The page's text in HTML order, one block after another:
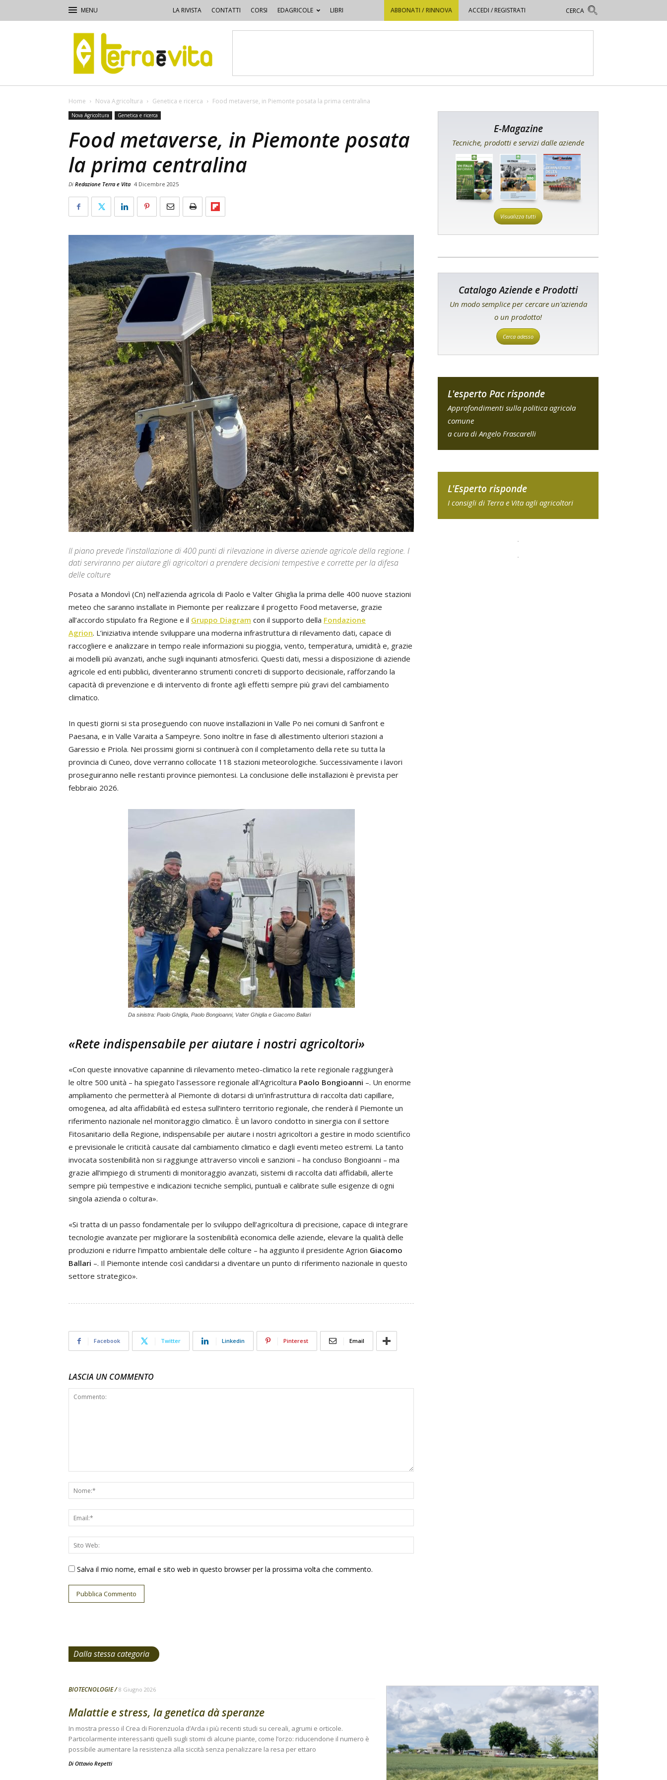
LA RIVISTA CONTATTI CORSI EDAGRICOLE LIBRI ABBONATI / RINNOVA ACCEDI / REGISTRATI
Terra
e
Vita
Home Nova Agricoltura Genetica e ricerca Food metaverse, in Piemonte posata la prima centralina
Nova Agricoltura Genetica e ricerca
Food metaverse, in Piemonte posata
la prima centralina
Di Redazione Terra e Vita 4 Dicembre 2025
Il piano prevede l'installazione di 400 punti di rilevazione in diverse aziende agricole della regione. I
dati serviranno per aiutare gli agricoltori a prendere decisioni tempestive e corrette per la difesa
delle colture
Posata a Mondovì (Cn) nell’azienda agricola di Paolo e Valter Ghiglia la prima delle 400 nuove stazioni
meteo che saranno installate in Piemonte per realizzare il progetto Food metaverse, grazie
all’accordo stipulato fra Regione e il Gruppo Diagram con il supporto della Fondazione
Agrion. L’iniziativa intende sviluppare una moderna infrastruttura di rilevamento dati, capace di
raccogliere e analizzare in tempo reale informazioni su pioggia, vento, temperatura, umidità e, grazie
ai modelli più avanzati, anche sugli inquinanti atmosferici. Questi dati, messi a disposizione di aziende
agricole ed enti pubblici, diventeranno strumenti concreti di supporto decisionale, rafforzando la
capacità di prevenzione e di intervento di fronte agli effetti sempre più gravi del cambiamento
climatico.
In questi giorni si sta proseguendo con nuove installazioni in Valle Po nei comuni di Sanfront e
Paesana, e in Valle Varaita a Sampeyre. Sono inoltre in fase di allestimento ulteriori stazioni a
Garessio e Priola. Nei prossimi giorni si continuerà con il completamento della rete su tutta la
provincia di Cuneo, dove verranno collocate 118 stazioni meteorologiche. Successivamente i lavori
proseguiranno nelle restanti province piemontesi. La conclusione delle installazioni è prevista per
febbraio 2026.
Da sinistra: Paolo Ghiglia, Paolo Bongioanni, Valter Ghiglia e Giacomo Ballari
«Rete indispensabile per aiutare i nostri agricoltori»
«Con queste innovative capannine di rilevamento meteo-climatico la rete regionale raggiungerà
le oltre 500 unità – ha spiegato l'assessore regionale all'Agricoltura Paolo Bongioanni –. Un enorme
ampliamento che permetterà al Piemonte di dotarsi di un’infrastruttura di raccolta dati capillare,
omogenea, ad alta affidabilità ed estesa sull’intero territorio regionale, che renderà il Piemonte un
riferimento nazionale nel monitoraggio climatico. È un lavoro condotto in sinergia con il settore
Fitosanitario della Regione, indispensabile per aiutare i nostri agricoltori a gestire in modo scientifico
e previsionale le criticità causate dal cambiamento climatico e dagli eventi meteo estremi. La tanto
invocata sostenibilità non si raggiunge attraverso vincoli e sanzioni – ha concluso Bongioanni – ma
grazie all’impiego di strumenti di monitoraggio avanzati, sistemi di raccolta dati affidabili, allerte
sempre più tempestive e indicazioni tecniche semplici, puntuali e calibrate sulle esigenze di ogni
singola azienda o coltura».
«Si tratta di un passo fondamentale per lo sviluppo dell’agricoltura di precisione, capace di integrare
tecnologie avanzate per migliorare la sostenibilità economica delle aziende, elevare la qualità delle
produzioni e ridurre l’impatto ambientale delle colture – ha aggiunto il presidente Agrion Giacomo
Ballari –. Il Piemonte intende così candidarsi a diventare un punto di riferimento nazionale in questo
settore strategico».
Facebook Twitter Linkedin Pinterest Email
LASCIA UN COMMENTO
Salva il mio nome, email e sito web in questo browser per la prossima volta che commento.
E-Magazine
Tecniche, prodotti e servizi dalle aziende
Visualizza tutti
Catalogo Aziende e Prodotti
Un modo semplice per cercare un'azienda
o un prodotto!
Cerca adesso
L'esperto Pac risponde
Approfondimenti sulla politica agricola
comune
a cura di Angelo Frascarelli
L'Esperto risponde
I consigli di Terra e Vita agli agricoltori
Dalla stessa categoria
BIOTECNOLOGIE 8 Giugno 2026
Malattie e stress, la genetica dà speranze
In mostra presso il Crea di Fiorenzuola d’Arda i più recenti studi su cereali, agrumi e orticole.
Particolarmente interessanti quelli sugli stomi di alcune piante, come l’orzo: riducendone il numero è
possibile aumentare la resistenza alla siccità senza penalizzare la resa per ettaro
Di Ottavio Repetti